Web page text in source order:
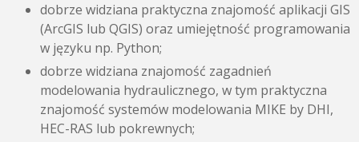
dobrze widziana praktyczna znajomość aplikacji GIS
(ArcGIS lub QGIS) oraz umiejętność programowania
w języku np. Python;
dobrze widziana znajomość zagadnień
modelowania hydraulicznego, w tym praktyczna
znajomość systemów modelowania MIKE by DHI,
HEC-RAS lub pokrewnych;